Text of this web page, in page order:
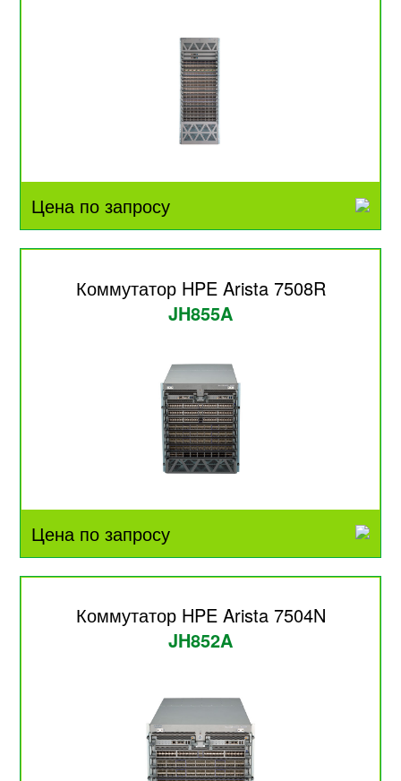
Цена по запросу
Коммутатор HPE Arista 7508R
JH855A
Цена по запросу
Коммутатор HPE Arista 7504N
JH852A